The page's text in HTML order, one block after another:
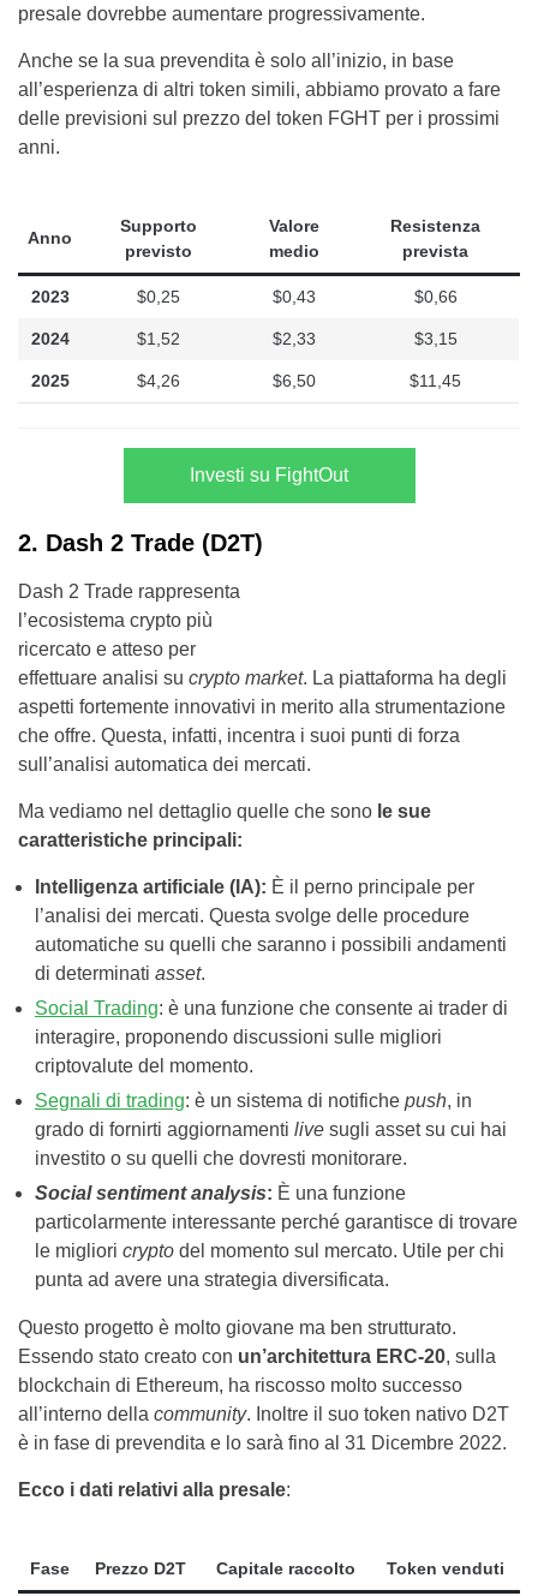
presale dovrebbe aumentare progressivamente.
Anche se la sua prevendita è solo all’inizio, in base
all’esperienza di altri token simili, abbiamo provato a fare
delle previsioni sul prezzo del token FGHT per i prossimi
anni.
Anno
Supporto
previsto
Valore
medio
Resistenza
prevista
2023 $0,25 $0,43 $0,66
2024 $1,52 $2,33 $3,15
2025 $4,26 $6,50 $11,45
Investi su FightOut
2. Dash 2 Trade (D2T)
Dash 2 Trade rappresenta
l’ecosistema crypto più
ricercato e atteso per
effettuare analisi su crypto market. La piattaforma ha degli
aspetti fortemente innovativi in merito alla strumentazione
che offre. Questa, infatti, incentra i suoi punti di forza
sull’analisi automatica dei mercati.
Ma vediamo nel dettaglio quelle che sono le sue
caratteristiche principali:
Intelligenza artificiale (IA): È il perno principale per
l’analisi dei mercati. Questa svolge delle procedure
automatiche su quelli che saranno i possibili andamenti
di determinati asset.
Social Trading: è una funzione che consente ai trader di
interagire, proponendo discussioni sulle migliori
criptovalute del momento.
Segnali di trading: è un sistema di notifiche push, in
grado di fornirti aggiornamenti live sugli asset su cui hai
investito o su quelli che dovresti monitorare.
Social sentiment analysis: È una funzione
particolarmente interessante perché garantisce di trovare
le migliori crypto del momento sul mercato. Utile per chi
punta ad avere una strategia diversificata.
Questo progetto è molto giovane ma ben strutturato.
Essendo stato creato con un’architettura ERC-20, sulla
blockchain di Ethereum, ha riscosso molto successo
all’interno della community. Inoltre il suo token nativo D2T
è in fase di prevendita e lo sarà fino al 31 Dicembre 2022.
Ecco i dati relativi alla presale:
Fase Prezzo D2T Capitale raccolto Token venduti